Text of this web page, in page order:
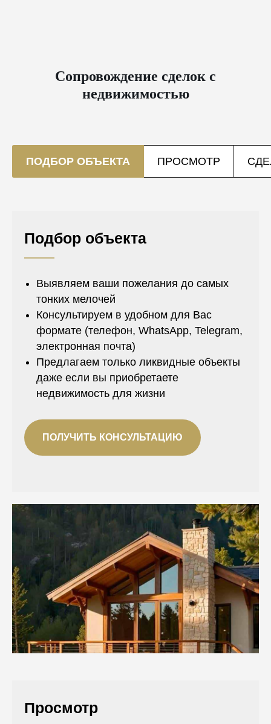
Сопровождение сделок с
недвижимостью
ПОДБОР ОБЪЕКТА ПРОСМОТР
Подбор объекта
Выявляем ваши пожелания до самых
тонких мелочей
Консультируем в удобном для Вас
формате (телефон, WhatsApp, Telegram,
электронная почта)
Предлагаем только ликвидные объекты
даже если вы приобретаете
недвижимость для жизни
ПОЛУЧИТЬ КОНСУЛЬТАЦИЮ
Просмотр